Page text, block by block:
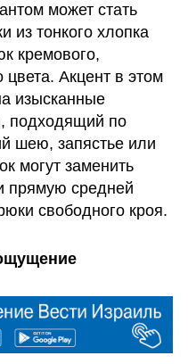
может стать
из тонкого хлопка
кремового,
цвета. Акцент в этом
изысканные
подходящий по
шею, запястье или
могут заменить
прямую средней
свободного кроя.